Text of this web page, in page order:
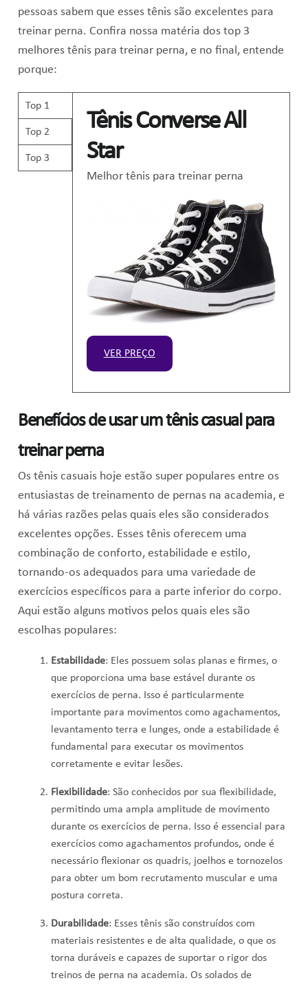
pessoas sabem que esses tênis são excelentes para
treinar perna. Confira nossa matéria dos top 3
melhores tênis para treinar perna, e no final, entende
porque:
Top 1
Top 2
Top 3
Tênis Converse All
Star
Melhor tênis para treinar perna
VER PREÇO
Benefícios de usar um tênis casual para
treinar perna
Os tênis casuais hoje estão super populares entre os
entusiastas de treinamento de pernas na academia, e
há várias razões pelas quais eles são considerados
excelentes opções. Esses tênis oferecem uma
combinação de conforto, estabilidade e estilo,
tornando-os adequados para uma variedade de
exercícios específicos para a parte inferior do corpo.
Aqui estão alguns motivos pelos quais eles são
escolhas populares:
Estabilidade: Eles possuem solas planas e firmes, o
que proporciona uma base estável durante os
exercícios de perna. Isso é particularmente
importante para movimentos como agachamentos,
levantamento terra e lunges, onde a estabilidade é
fundamental para executar os movimentos
corretamente e evitar lesões.
Flexibilidade: São conhecidos por sua flexibilidade,
permitindo uma ampla amplitude de movimento
durante os exercícios de perna. Isso é essencial para
exercícios como agachamentos profundos, onde é
necessário flexionar os quadris, joelhos e tornozelos
para obter um bom recrutamento muscular e uma
postura correta.
Durabilidade: Esses tênis são construídos com
materiais resistentes e de alta qualidade, o que os
torna duráveis ​​e capazes de suportar o rigor dos
treinos de perna na academia. Os solados de